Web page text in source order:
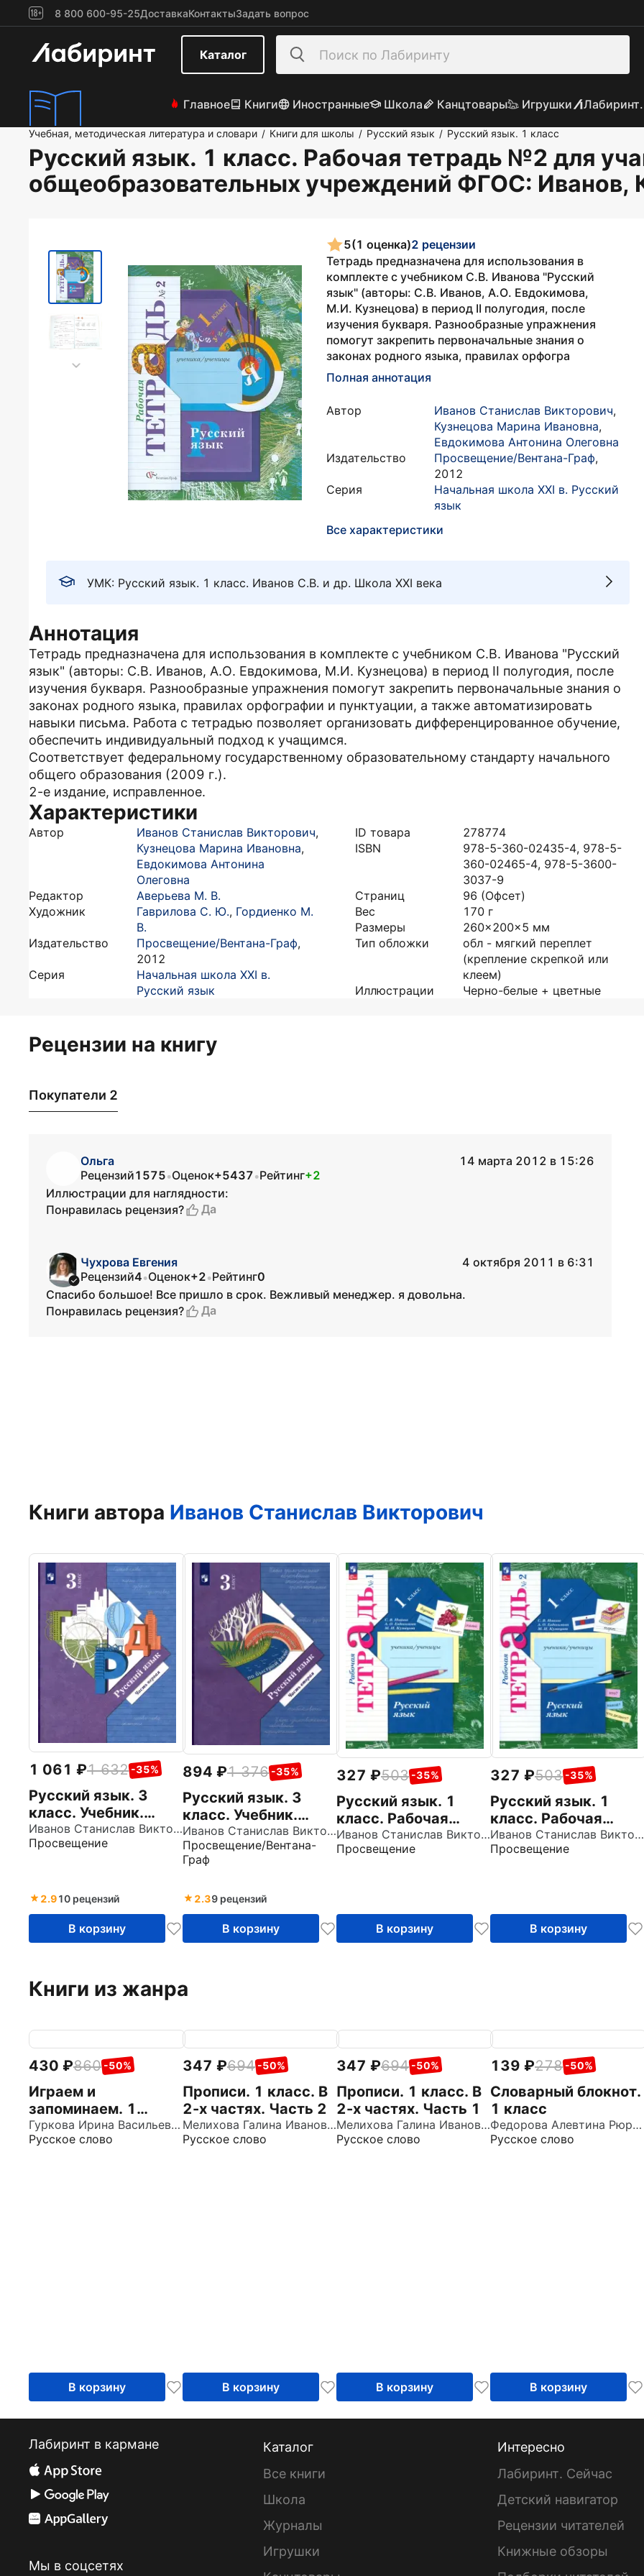
8 800 600-95-25ДоставкаКонтактыЗадать вопрос
Каталог
Главное Книги Иностранные Школа Канцтовары Игрушки
Учебная, методическая литература и словари / Книги для школы / Русский язык / Русский язык. 1 класс
Русский язык. 1 класс. Рабочая тетрадь №2 для
общеобразовательных учреждений ФГОС: Иванов,
5(1 оценка)2 рецензии
Тетрадь предназначена для использования в
комплекте с учебником С.В. Иванова "Русский
язык" (авторы: С.В. Иванов, А.О. Евдокимова,
М.И. Кузнецова) в период II полугодия, после
изучения букваря. Разнообразные упражнения
помогут закрепить первоначальные знания о
законах родного языка, правилах орфогра
Полная аннотация
Автор Иванов Станислав Викторович,
Кузнецова Марина Ивановна,
Евдокимова Антонина Олеговна
Издательство
Просвещение/Вентана-Граф,
2012
Серия
Начальная школа XXI в. Русский
язык
Все характеристики
УМК: Русский язык. 1 класс. Иванов С.В. и др. Школа XXI века
Аннотация
Тетрадь предназначена для использования в комплекте с учебником С.В. Иванова "Русский
язык" (авторы: С.В. Иванов, А.О. Евдокимова, М.И. Кузнецова) в период II полугодия, после
изучения букваря. Разнообразные упражнения помогут закрепить первоначальные знания о
законах родного языка, правилах орфографии и пунктуации, а также автоматизировать
навыки письма. Работа с тетрадью позволяет организовать дифференцированное обучение,
обеспечить индивидуальный подход к учащимся.
Соответствует федеральному государственному образовательному стандарту начального
общего образования (2009 г.).
2-е издание, исправленное.
Характеристики
Автор Иванов Станислав Викторович,
Кузнецова Марина Ивановна,
Евдокимова Антонина
Олеговна
Редактор
Аверьева М. В.
Художник
Гаврилова С. Ю., Гордиенко М.
В.
Издательство
Просвещение/Вентана-Граф,
2012
Серия
Начальная школа XXI в.
Русский язык
ID товара
278774
ISBN
978-5-360-02435-4, 978-5-
360-02465-4, 978-5-3600-
3037-9
Страниц
96 (Офсет)
Вес
170 г
Размеры
260x200x5 мм
Тип обложки
обл - мягкий переплет
(крепление скрепкой или
клеем)
Иллюстрации
Черно-белые + цветные
Рецензии на книгу
Покупатели 2
Ольга
14 марта 2012 в 15:26
Рецензий1575•Оценок+5437•Рейтинг+2
Иллюстрации для наглядности:
Понравилась рецензия?
Да
Чухрова Евгения
4 октября 2011 в 6:31
Рецензий4•Оценок+2•Рейтинг0
Спасибо большое! Все пришло в срок. Вежливый менеджер. я довольна.
Понравилась рецензия?
Да
Книги автора Иванов Станислав Викторович
1 061 1 632 -35%
Русский язык. 3
класс. Учебник.
Часть 1. ФГОС
Иванов Станислав Викторович
Просвещение
2.910 рецензий
В корзину
894 1 376 -35%
Русский язык. 3
класс. Учебник.
Часть 2. ФГОС
Иванов Станислав Викторович
Просвещение/Вентана-
Граф
2.39 рецензий
В корзину
327 503 -35%
Русский язык. 1
класс. Рабочая
тетрадь. Часть 1.
ФГОС
Иванов Станислав Викторович
Просвещение
В корзину
327 503 -35%
Русский язык. 1
класс. Рабочая
тетрадь. Часть 2.
ФГОС
Иванов Станислав Викторович
Просвещение
В корзину
Книги из жанра
430 860 -50%
Играем и
запоминаем. 1
класс. Тренажёр по
русскому языку
Гуркова Ирина Васильевна
Русское слово
В корзину
347 694 -50%
Прописи. 1 класс. В
2-х частях. Часть 2
Мелихова Галина Ивановна
Русское слово
В корзину
347 694 -50%
Прописи. 1 класс. В
2-х частях. Часть 1
Мелихова Галина Ивановна
Русское слово
В корзину
139 278 -50%
Словарный блокнот.
1 класс
Федорова Алевтина Рюриковна
Русское слово
В корзину
Лабиринт в кармане
Мы в соцсетях
Каталог
Все книги
Школа
Журналы
Игрушки
Интересно
Лабиринт. Сейчас
Детский навигатор
Рецензии читателей
Книжные обзоры